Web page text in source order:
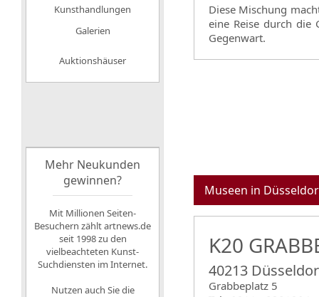
Diese Mischung
eine Reise durch die
Gegenwart.
Museen in
K20
40213
Grabbeplatz 5
Kunsthandlungen
Galerien
Auktionshäuser
Mehr Neukunden
gewinnen?
Mit Millionen Seiten-
Besuchern zählt artnews.de
seit 1998 zu den
vielbeachteten Kunst-
Suchdiensten im Internet.
Nutzen auch Sie die